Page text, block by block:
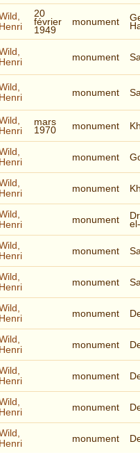
Henri
20
février
1949
monument
Henri
monument
Henri
monument
Henri
mars
1970 monument
Henri
monument
Henri
monument
Henri
monument
Henri
monument
Henri
monument
Henri
monument
Henri
monument
Henri
monument
Henri
monument
Henri
monument